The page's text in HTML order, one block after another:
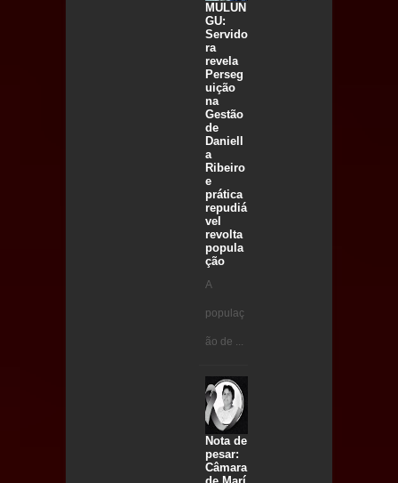
MULUN
GU:
Servido
ra
revela
Perseg
uição
na
Gestão
de
Daniell
a
Ribeiro
e
prática
repudiá
vel
revolta
popula
ção
A
populaç
ão de ...
Nota de
pesar:
Câmara